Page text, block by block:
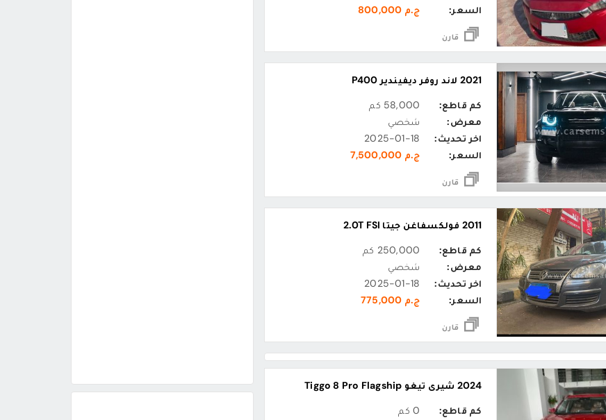
السعر:
ج.م 800,000
قارن
2021 لاند روفر ديفيندير P400
كم قاطع:
58,000 كم
معرض:
شخصي
اخر تحديث:
2025-01-18
السعر:
ج.م 7,500,000
قارن
2011 فولكسفاغن جيتا 2.0T FSI
كم قاطع:
250,000 كم
معرض:
شخصي
اخر تحديث:
2025-01-18
السعر:
ج.م 775,000
قارن
2024 شيري تيغو Tiggo 8 Pro Flagship
كم قاطع:
0 كم